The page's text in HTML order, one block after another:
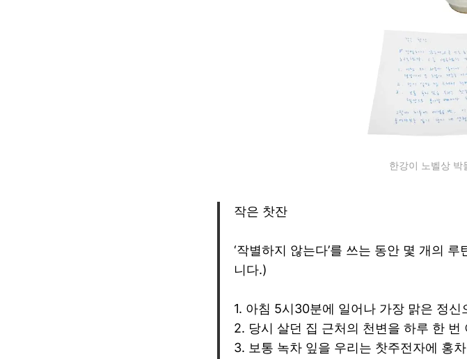
한강이 노벨상 박
작은 찻잔
‘작별하지 않는다’를 쓰는 동안 몇 개의
니다.)
1. 아침 5시30분에 일어나 가장 맑은 정
2. 당시 살던 집 근처의 천변을 하루 한 번
3. 보통 녹차 잎을 우리는 찻주전자에 홍